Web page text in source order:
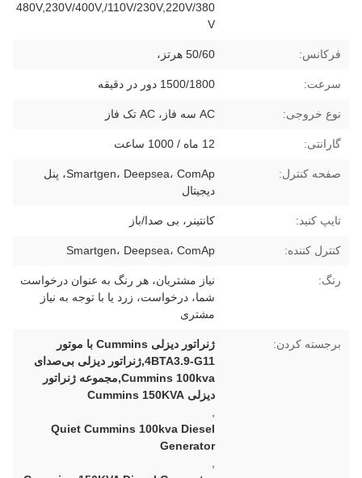
480V,230V/400V,/110V/230V,220V/380
V
فرکانس: 50/60 هرتز،
سرعت: 1500/1800 دور در دقیقه
نوع خروجی: AC سه فاز، AC تک فاز
گارانتی: 12 ماه / 1000 ساعت
صفحه کنترل:
Smartgen، Deepsea، ComAp، پنل
دیجیتال
تایپ کنید: کانتینر، بی صدا/باز
کنترل کننده: Smartgen، Deepsea، ComAp
رنگ:
نیاز مشتریان، هر رنگ به عنوان درخواست
شما، درخواست، زرد یا با توجه به نیاز
مشتری
برجسته کردن:
ژنراتور دیزلی Cummins با موتور
4BTA3.9-G11,ژنراتور دیزلی بی‌صدای
Cummins 100kva,مجموعه ژنراتور
دیزلی Cummins 150KVA
Quiet Cummins 100kva Diesel
Generator